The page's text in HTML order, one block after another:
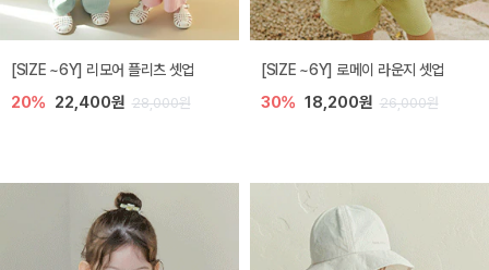
[SIZE ~6Y] 리모어 플리츠 셋업
20% 22,400원 28,000원
[SIZE ~6Y] 로메이 라운지 셋업
30% 18,200원 26,000원